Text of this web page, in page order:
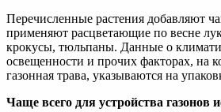
Перечисленные растения добавляют
применяют расцветающие по весне
крокусы, тюльпаны. Данные о
освещенности и прочих факторах, на
газонная трава, указываются на
Чаще всего для устройства газонов